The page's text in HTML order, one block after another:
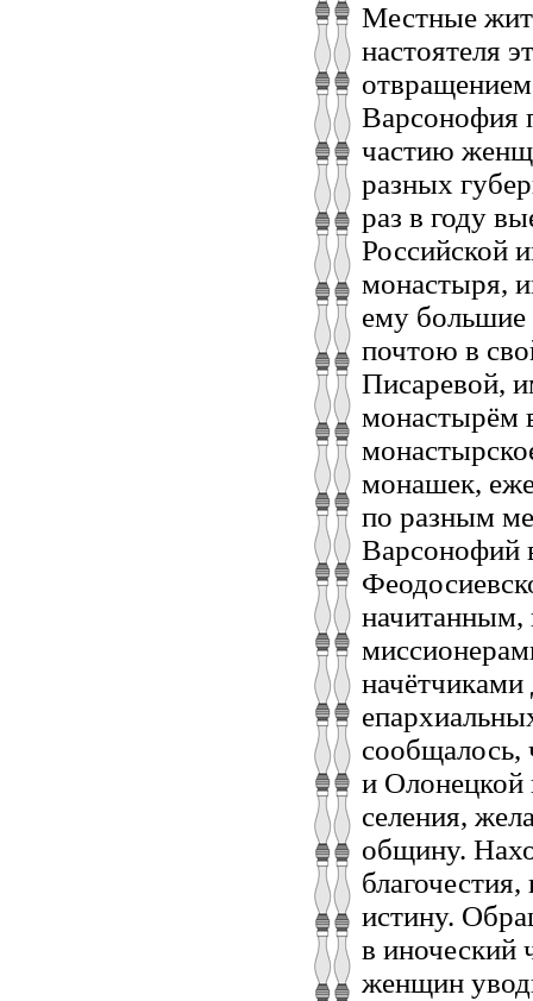
Местные
настоятеля
Варсонофия
частию
разных
раз в году
Российской
монастыря,
ему большие
почтою в
Писаревой,
монастырём
монашек,
по разным
Варсонофий
начитанным,
сообщалось,
и Олонецкой
селения,
общину.
истину.
в иноческий
женщин